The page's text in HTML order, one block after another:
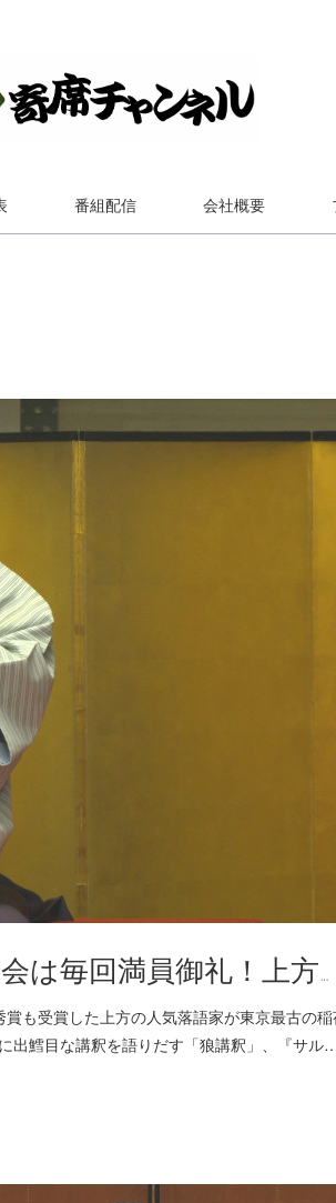
番組配信 会社概要
は毎回満員御礼！上方…
も受賞した上方の人気落語家が東京最古の
出鱈目な講釈を語りだす「狼講釈」、『サル